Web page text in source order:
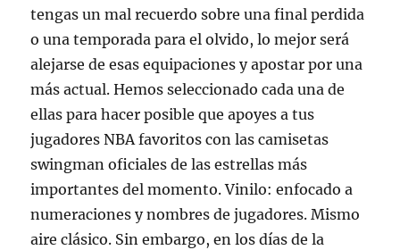
tengas un mal recuerdo sobre una final perdida
o una temporada para el olvido, lo mejor será
alejarse de esas equipaciones y apostar por una
más actual. Hemos seleccionado cada una de
ellas para hacer posible que apoyes a tus
jugadores NBA favoritos con las camisetas
swingman oficiales de las estrellas más
importantes del momento. Vinilo: enfocado a
numeraciones y nombres de jugadores. Mismo
aire clásico. Sin embargo, en los días de la